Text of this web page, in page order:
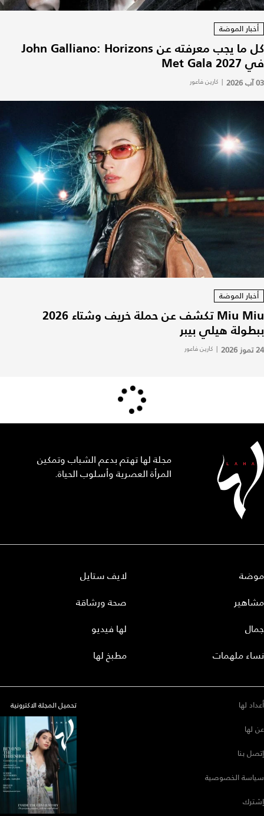
أخبار الموضة
كل ما يجب معرفته عن John Galliano: Horizons
في Met Gala 2027
03 آب 2026 | كارين فاعور
أخبار الموضة
Miu Miu تكشف عن حملة خريف وشتاء 2026
ببطولة هيلي بيبر
24 تموز 2026 | كارين فاعور
مجلة لها تهتم بدعم الشباب وتمكين
المرأة العصرية وأسلوب الحياة.
موضة
مشاهير
جمال
نساء ملهمات
لايف ستايل
صحة ورشاقة
لها فيديو
مطبخ لها
أعداد لها
عن لها
إتصل بنا
سياسة الخصوصية
إشترك
تحميل المجلة الاكترونية